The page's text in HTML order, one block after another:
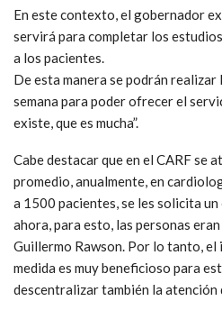
En este contexto, el gobernador
servirá para completar los
a los pacientes.
De esta manera se podrán
semana para poder ofrecer el
existe, que es mucha”.
Cabe destacar que en el CARF se
promedio, anualmente, en
a 1500 pacientes, se les solicita
ahora, para esto, las personas
Guillermo Rawson. Por lo tanto, el
medida es muy beneficioso para
descentralizar también la atención